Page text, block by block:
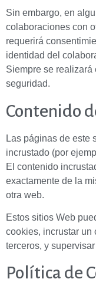
Sin embargo, en
colaboraciones con
requerirá
identidad del
Siempre se realizará
seguridad.
Contenido
Las páginas de este
incrustado (por
El contenido
exactamente de la
otra web.
Estos sitios Web
cookies, incrustar
terceros, y
Política de